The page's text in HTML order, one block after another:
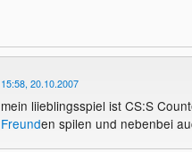
15:58, 20.10.2007
mein liieblingsspiel ist CS:S
Freunden spilen und nebenbei